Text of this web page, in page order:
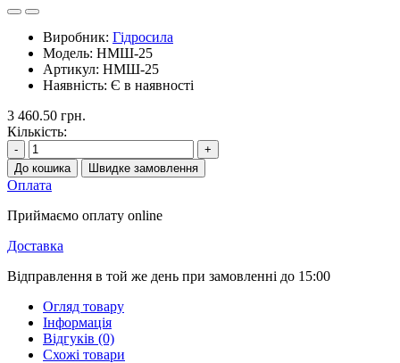
Виробник: Гідросила
Модель: НМШ-25
Артикул: НМШ-25
Наявність: Є в наявності
3 460.50 грн.
Кількість:
-
+
До кошика
Швидке замовлення
Оплата
Приймаємо оплату online
Доставка
Відправлення в той же день при замовленні до 15:00
Огляд товару
Інформація
Відгуків (0)
Схожі товари